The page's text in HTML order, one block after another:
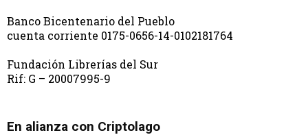
Banco Bicentenario del Pueblo
cuenta corriente 0175-0656-14-0102181764
Fundación Librerías del Sur
Rif: G – 20007995-9
En alianza con Criptolago